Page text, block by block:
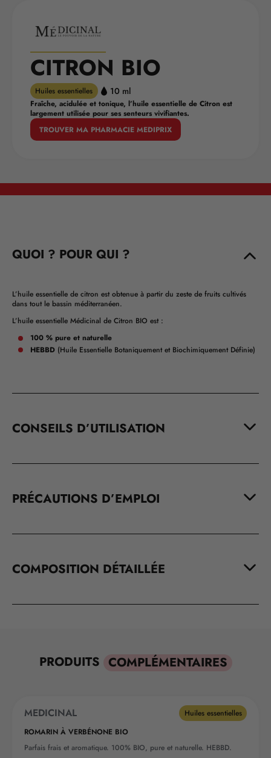
CITRON BIO
Huiles essentielles 10 ml
Fraîche, acidulée et tonique, l’huile essentielle de Citron est
largement utilisée pour ses senteurs vivifiantes.
TROUVER MA PHARMACIE MEDIPRIX
QUOI ? POUR QUI ?
L’huile essentielle de citron est obtenue à partir du zeste de fruits cultivés
dans tout le bassin méditerranéen.
L’huile essentielle Médicinal de Citron BIO est :
100 % pure et naturelle
HEBBD (Huile Essentielle Botaniquement et Biochimiquement Définie)
CONSEILS D’UTILISATION
PRÉCAUTIONS D’EMPLOI
COMPOSITION DÉTAILLÉE
PRODUITS COMPLÉMENTAIRES
MEDICINAL
Huiles essentielles
ROMARIN À VERBÉNONE BIO
Parfais frais et aromatique. 100% BIO, pure et naturelle. HEBBD.